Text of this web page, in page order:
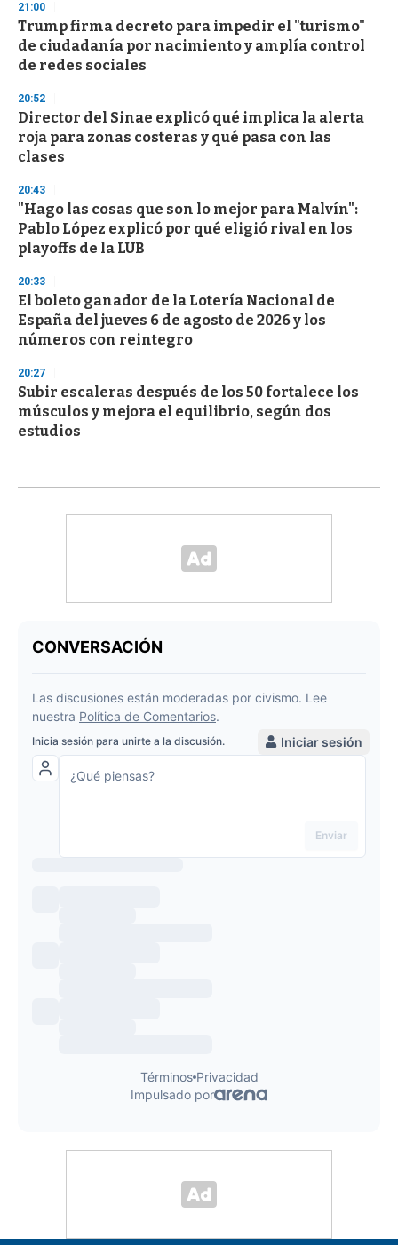
21:00
Trump firma decreto para impedir el "turismo"
de ciudadanía por nacimiento y amplía control
de redes sociales
20:52
Director del Sinae explicó qué implica la alerta
roja para zonas costeras y qué pasa con las
clases
20:43
"Hago las cosas que son lo mejor para Malvín":
Pablo López explicó por qué eligió rival en los
playoffs de la LUB
20:33
El boleto ganador de la Lotería Nacional de
España del jueves 6 de agosto de 2026 y los
números con reintegro
20:27
Subir escaleras después de los 50 fortalece los
músculos y mejora el equilibrio, según dos
estudios